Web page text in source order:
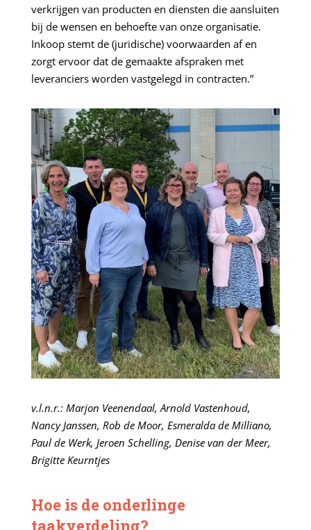
verkrijgen van producten en diensten die aansluiten
bij de wensen en behoefte van onze organisatie.
Inkoop stemt de (juridische) voorwaarden af en
zorgt ervoor dat de gemaakte afspraken met
leveranciers worden vastgelegd in contracten.”
v.l.n.r.: Marjon Veenendaal, Arnold Vastenhoud,
Nancy Janssen, Rob de Moor, Esmeralda de Milliano,
Paul de Werk, Jeroen Schelling, Denise van der Meer,
Brigitte Keurntjes
Hoe is de onderlinge
taakverdeling?